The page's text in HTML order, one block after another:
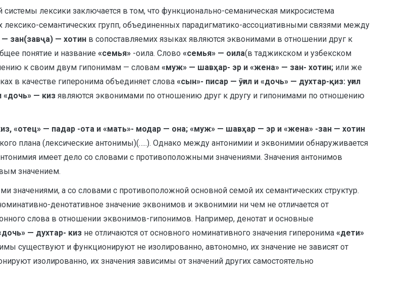
лексики заключается в том, что функционально-семаническая микросистема
семантических групп, объединенных парадигматико-ассоциативными связями между
зан(завҷа) — хотин в сопоставляемих языках являются эквонимами в отношении друг к
понятие и название «семья» -оила. Слово «семья» — оила(в таджикском и узбекском
к своим двум гипонимам — словам «муж» — шавҳар- эр и «жена» — зан- хотин; или же
в качестве гиперонима объединяет слова «сын»- писар — ӯғил и «дочь» — духтар-қиз: уғил
«дочь» — киз являются эквонимами по отношению друг к другу и гипонимами по отношению
«отец» — падар -ота и «мать»- модар — она; «муж» — шавҳар — эр и «жена» -зан — хотин
плана (лексические антонимы)(…..). Однако между антонимии и эквонимии обнаруживается
имеет дело со словами с противоположными значениями. Значения антонимов
значением.
а со словами с противоположной основной семой их семантических структур.
денотативное значение эквонимов и эквонимии ни чем не отличается от
слова в отношении эквонимов-гипонимов. Например, денотат и основные
— духтар- киз не отличаются от основного номинативного значения гиперонима «дети»
существуют и функционируют не изолированно, автономно, их значение не зависят от
изолированно, их значения зависимы от значений других самостоятельно